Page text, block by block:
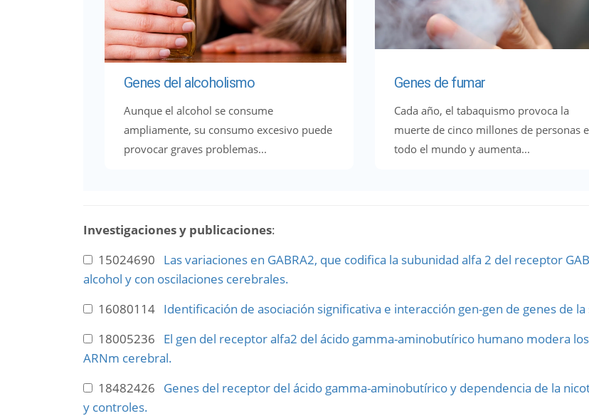
Genes del alcoholismo
Aunque el alcohol se consume
ampliamente, su consumo excesivo puede
provocar graves problemas...
Genes de fumar
Cada año, el tabaquismo provoca la
muerte de cinco millones de personas
todo el mundo y aumenta...
Investigaciones y publicaciones:
15024690 Las variaciones en GABRA2, que codifica la subunidad alfa 2 del receptor
alcohol y con oscilaciones cerebrales.
16080114 Identificación de asociación significativa e interacción gen-gen de genes de
18005236 El gen del receptor alfa2 del ácido gamma-aminobutírico humano modera
ARNm cerebral.
18482426 Genes del receptor del ácido gamma-aminobutírico y dependencia de la
y controles.